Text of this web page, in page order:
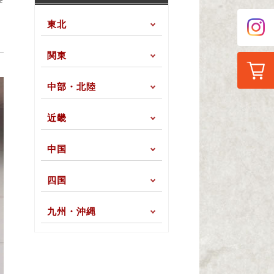
東北
関東
中部・北陸
近畿
中国
四国
九州・沖縄